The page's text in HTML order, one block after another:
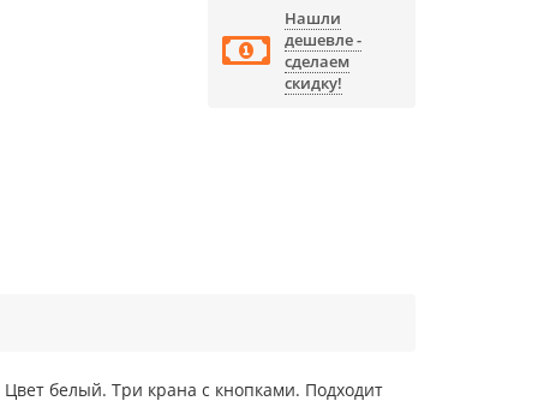
Нашли
дешевле -
сделаем
скидку!
белый. Три крана с кнопками. Подходит